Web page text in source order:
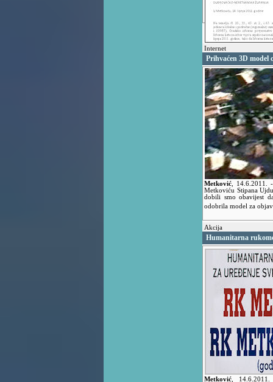
Internet
Prihvaćen 3D model
Metković 14.6.2011.
Metkoviću Stipana
dobili smo obavijest
odobrila model za
Akcija
Humanitarna
Metković